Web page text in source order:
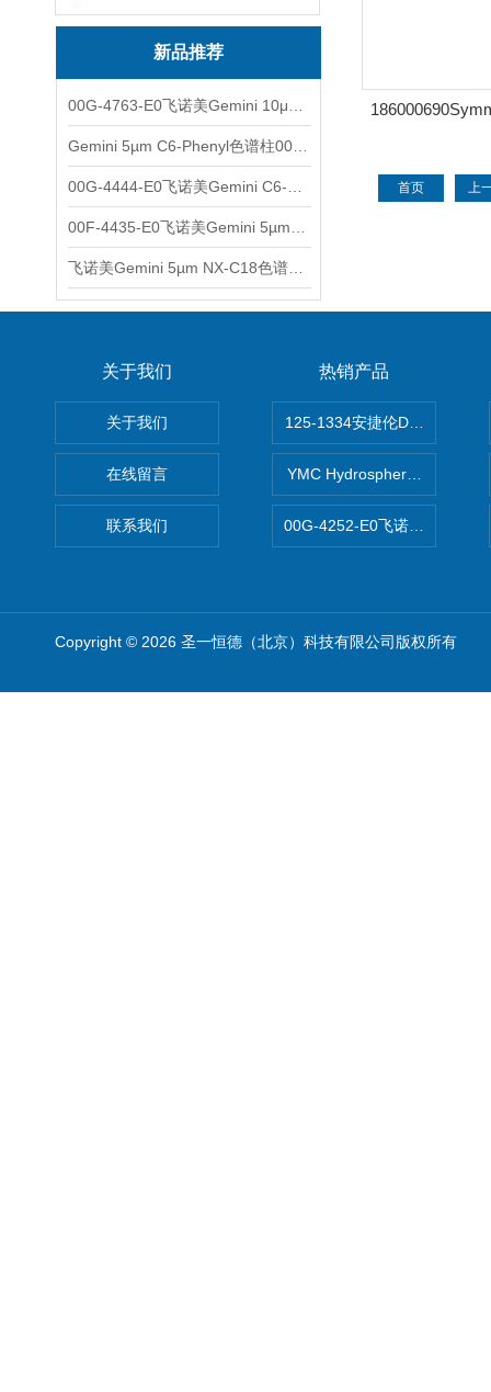
新品推荐
首页 上
关于我们
关于我们
在线留言
联系我们
热销产品
125-1334安捷伦DB-624色谱
YMC Hydrosphere C18亲水
00G-4252-E0飞诺美Luna
Copyright © 2026 圣一恒德（北京）科技有限公司版权所有